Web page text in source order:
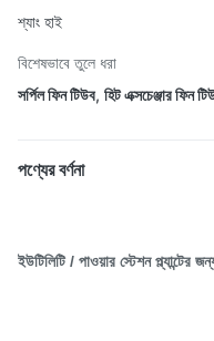
শ্যাং হাই
বিশেষভাবে তুলে ধরা
সর্পিল ফিন টিউব, হিট এক্সচেঞ্জার ফিন
পণ্যের বর্ণনা
ইউটিলিটি / পাওয়ার স্টেশন প্ল্যান্টের